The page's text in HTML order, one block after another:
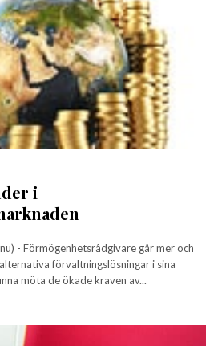
i
- Förmögenhetsrådgivare går mer och
förvaltningslösningar i sina
möta de ökade kraven av...